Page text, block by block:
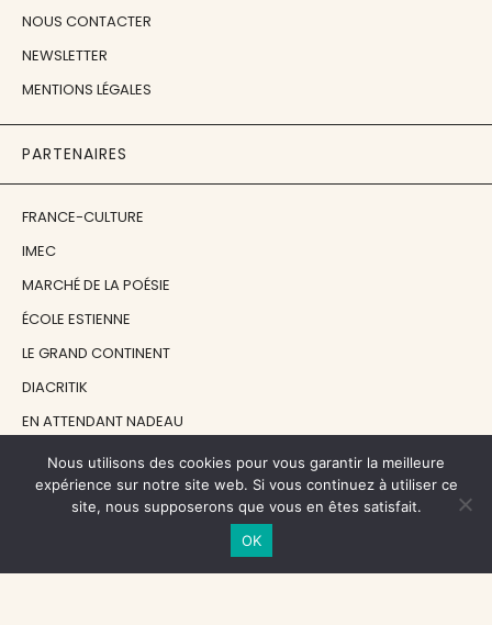
NOUS CONTACTER
NEWSLETTER
MENTIONS LÉGALES
PARTENAIRES
FRANCE-CULTURE
IMEC
MARCHÉ DE LA POÉSIE
ÉCOLE ESTIENNE
LE GRAND CONTINENT
DIACRITIK
EN ATTENDANT NADEAU
NOS SOUTIENS
Nous utilisons des cookies pour vous garantir la meilleure
expérience sur notre site web. Si vous continuez à utiliser ce
site, nous supposerons que vous en êtes satisfait.
OK